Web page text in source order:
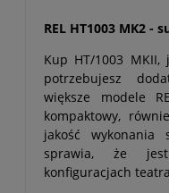
REL HT1003 MK2 -
Kup HT/1003
potrzebujesz
większe modele
kompaktowy,
jakość wykonania
sprawia, że
konfiguracjach